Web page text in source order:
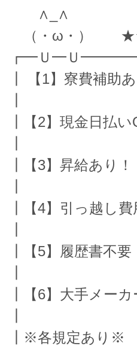
∧_∧
（・ω・）
┏━Ｕ━Ｕ
┃ 【1】寮費補助あ
┃【2】現金日払い
┃【3】昇給あり！
┃【4】引っ越し費
┃【5】履歴書不要
┃【6】大手メー
┃※各規定あり※